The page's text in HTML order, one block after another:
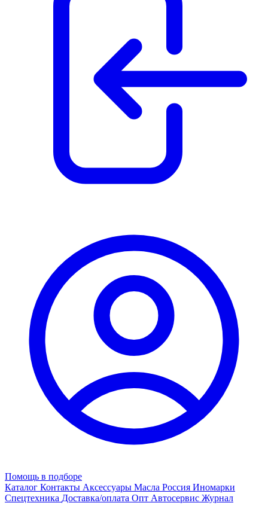
Помощь в подборе
Каталог Контакты Аксессуары Масла Россия Иномарки
Спецтехника Доставка/оплата Опт Автосервис Журнал